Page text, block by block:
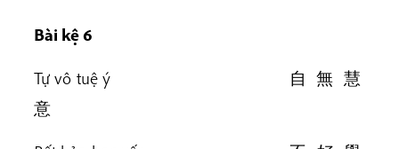
Bài kệ 6
Tự vô tuệ ý 自 無 慧
意